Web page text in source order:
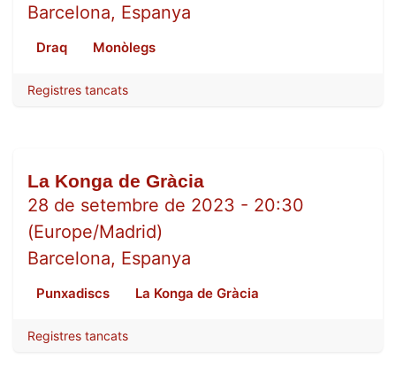
Barcelona, Espanya
Draq Monòlegs
Registres tancats
La Konga de Gràcia
28 de setembre de 2023 - 20:30
(Europe/Madrid)
Barcelona, Espanya
Punxadiscs La Konga de Gràcia
Registres tancats